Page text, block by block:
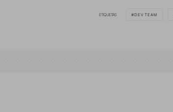
ETIQUETAS DEV TEAM